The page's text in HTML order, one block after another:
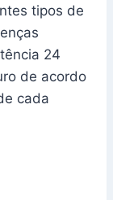
tipos de
24
de acordo
cada